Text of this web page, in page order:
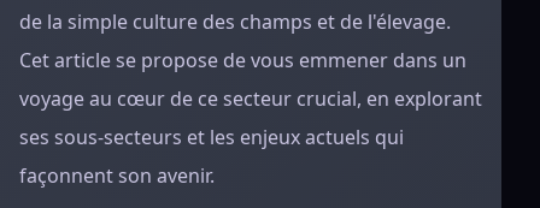
de la simple culture des champs et de l'élevage.
Cet article se propose de vous emmener dans un
voyage au cœur de ce secteur crucial, en explorant
ses sous-secteurs et les enjeux actuels qui
façonnent son avenir.